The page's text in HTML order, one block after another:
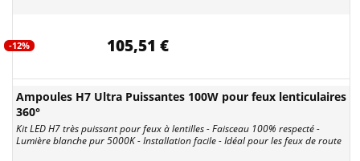
-12% 105,51 €
Ampoules H7 Ultra Puissantes 100W pour feux lenticulaires
360°
Kit LED H7 très puissant pour feux à lentilles - Faisceau 100% respecté -
Lumière blanche pur 5000K - Installation facile - Idéal pour les feux de route